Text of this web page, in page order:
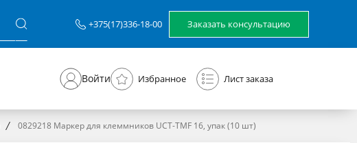
+375(17)336-18-00 Заказать консультацию
Войти Избранное Лист заказа
0829218 Маркер для клеммников UCT-TMF 16, упак (10 шт)